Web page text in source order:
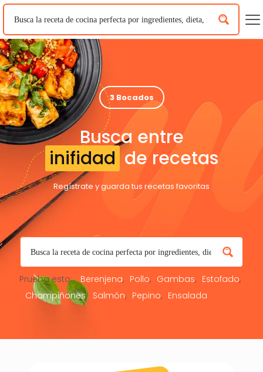
3 Bocados
Busca entre
inifidad de recetas
Regístrate y guarda tus recetas favoritas
Prueba esto: Berenjena Pollo Gambas
Estofado
Champiñones
Salmón Pepino Ensalada